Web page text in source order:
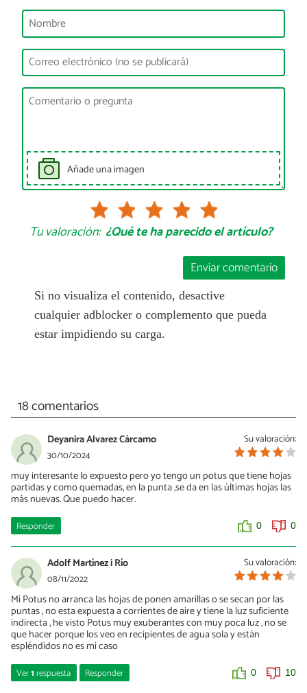
Añade una imagen
Tu valoración: ¿Qué te ha parecido el artículo?
Enviar comentario
Si no visualiza el contenido, desactive
cualquier adblocker o complemento que pueda
estar impidiendo su carga.
18 comentarios
Su valoración:
Deyanira Alvarez Cárcamo
30/10/2024
muy interesante lo expuesto pero yo tengo un potus que tiene hojas
partidas y como quemadas, en la punta ,se da en las últimas hojas las
más nuevas. Que puedo hacer.
Responder 0 0
Su valoración:
Adolf Martínez i Río
08/11/2022
Mi Potus no arranca las hojas de ponen amarillas o se secan por las
puntas , no esta expuesta a corrientes de aire y tiene la luz suficiente
indirecta , he visto Potus muy exuberantes con muy poca luz , no se
que hacer porque los veo en recipientes de agua sola y están
espléndidos no es mi caso
Ver1respuesta Responder 0 10